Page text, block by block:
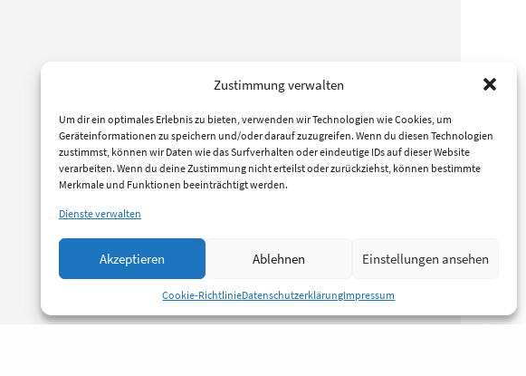
Zustimmung verwalten
Um dir ein optimales Erlebnis zu bieten, verwenden wir Technologien wie Cookies, um
Geräteinformationen zu speichern und/oder darauf zuzugreifen. Wenn du diesen Technologien
zustimmst, können wir Daten wie das Surfverhalten oder eindeutige IDs auf dieser Website
verarbeiten. Wenn du deine Zustimmung nicht erteilst oder zurückziehst, können bestimmte
Merkmale und Funktionen beeinträchtigt werden.
Dienste verwalten
Akzeptieren Ablehnen Einstellungen ansehen
Cookie-RichtlinieDatenschutzerklärungImpressum